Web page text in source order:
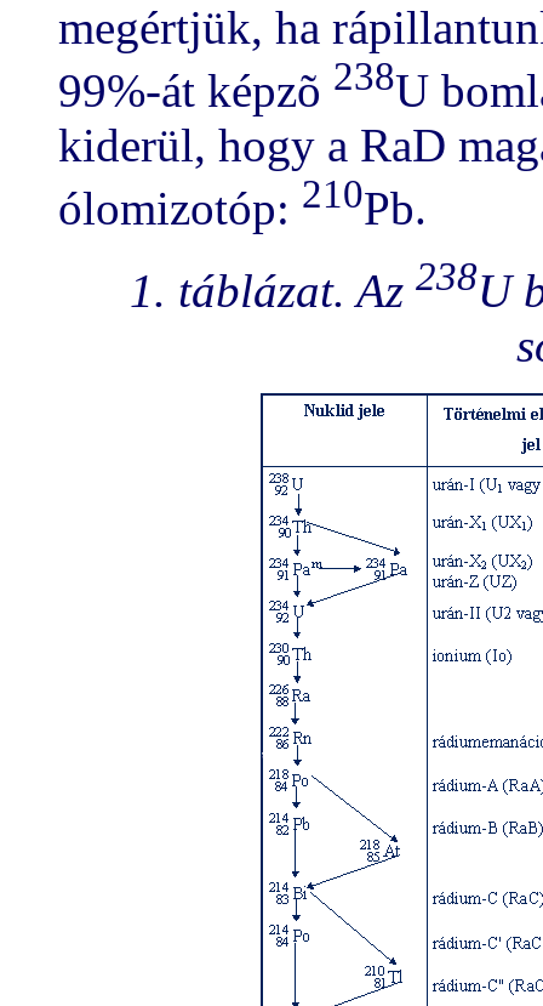
megértjük, ha
99%-át képzõ 238U
kiderül, hogy a RaD
ólomizotóp: 210Pb.
1. táblázat. Az 238U